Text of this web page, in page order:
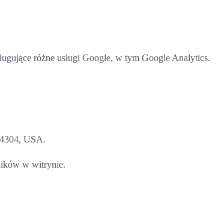
różne usługi Google, w tym Google Analytics.
USA.
w witrynie.